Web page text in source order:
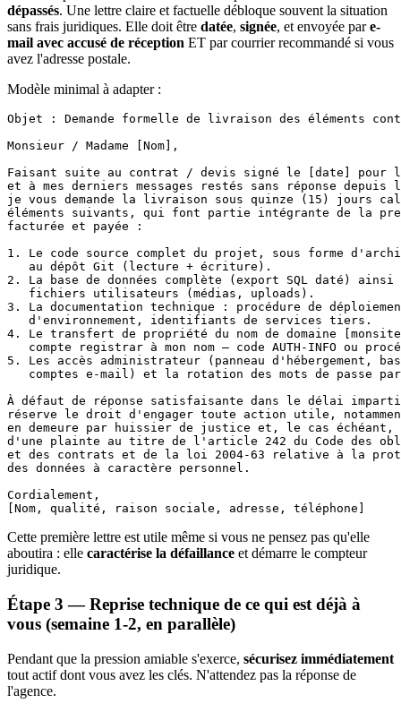
dépassés. Une lettre claire et factuelle débloque souvent la situation
sans frais juridiques. Elle doit être datée, signée, et envoyée pare-
mail avec accusé de réception ET par courrier recommandé si vous
avez l'adresse postale.
Modèle minimal à adapter :
Objet : Demande formelle de livraison des éléments
Monsieur / Madame [Nom],
Faisant suite au contrat / devis signé le [date] pour
et à mes derniers messages restés sans réponse
je vous demande la livraison sous quinze (15) jours
éléments suivants, qui font partie intégrante de la
facturée et payée :
1. Le code source complet du projet, sous forme
   au dépôt Git (lecture + écriture).
2. La base de données complète (export SQL daté) ainsi
   fichiers utilisateurs (médias, uploads).
3. La documentation technique : procédure de
   d'environnement, identifiants de services tiers.
4. Le transfert de propriété du nom de domaine
compte registrar à mon nom — code AUTH-INFO ou
5. Les accès administrateur (panneau d'hébergement,
comptes e-mail) et la rotation des mots de passe
À défaut de réponse satisfaisante dans le délai
réserve le droit d'engager toute action utile,
en demeure par huissier de justice et, le cas échéant,
d'une plainte au titre de l'article 242 du Code des
et des contrats et de la loi 2004-63 relative à la
des données à caractère personnel.
Cordialement,
Cette première lettre est utile même si vous ne pensez pas qu'elle
aboutira : elle caractérise la défaillance et démarre le compteur
juridique.
Étape 3 — Reprise technique de ce qui est déjà à
vous (semaine 1-2, en parallèle)
Pendant que la pression amiable s'exerce, sécurisez immédiatement
tout actif dont vous avez les clés. N'attendez pas la réponse de
l'agence.